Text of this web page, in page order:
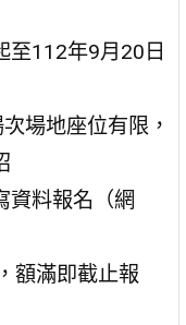
至112年9月20日
場地座位有限，
資料報名（網
額滿即截止報